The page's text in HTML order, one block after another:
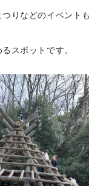
りなどのイベント
スポットです。